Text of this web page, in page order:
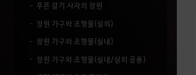
푸른 갈기 사자의 장원
장원 가구와 조형물(실외)
장원 가구와 조형물(실내)
장원 가구와 조형물(실내/실외 공용)